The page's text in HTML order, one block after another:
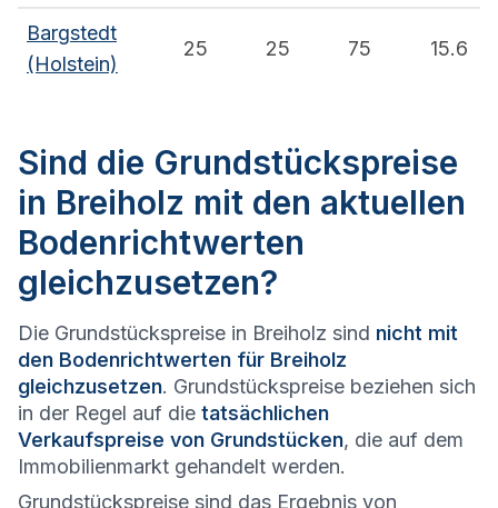
Bargstedt
(Holstein)
25 25 75 15.6
Sind die Grundstückspreise
in Breiholz mit den aktuellen
Bodenrichtwerten
gleichzusetzen?
Die Grundstückspreise in Breiholz sind nicht mit
den Bodenrichtwerten für Breiholz
gleichzusetzen. Grundstückspreise beziehen sich
in der Regel auf die tatsächlichen
Verkaufspreise von Grundstücken, die auf dem
Immobilienmarkt gehandelt werden.
Grundstückspreise sind das Ergebnis von